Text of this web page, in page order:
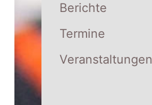
Berichte
Termine
Veranstaltungen